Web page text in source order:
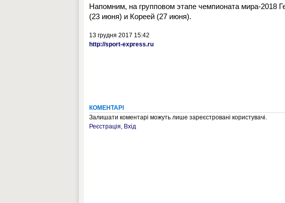
Напомним, на групповом этапе чемпионата мира-2018
(23 июня) и Кореей (27 июня).
13 грудня 2017 15:42
http://sport-express.ru
КОМЕНТАРІ
Залишати коментарі можуть лише зареєстровані користувачі.
Реєстрація, Вхід